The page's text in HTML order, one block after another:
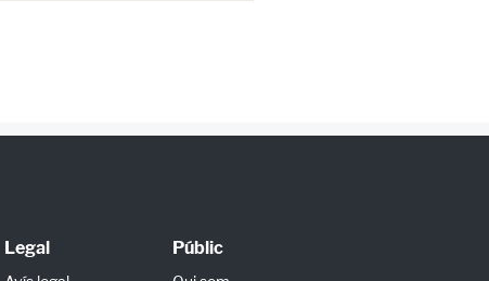
Legal Públic